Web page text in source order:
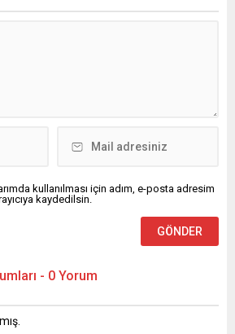
kullanılması için adım, e-posta adresim
kaydedilsin.
- 0 Yorum